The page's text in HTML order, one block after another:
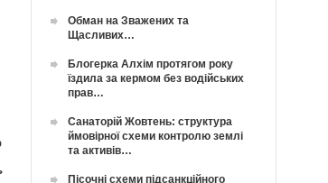
Обман на Зважених та
Щасливих…
Блогерка Алхім протягом року
їздила за кермом без водійських
прав…
Санаторій Жовтень: структура
ймовірної схеми контролю землі
та активів…
Пісочні схеми підсанкційного